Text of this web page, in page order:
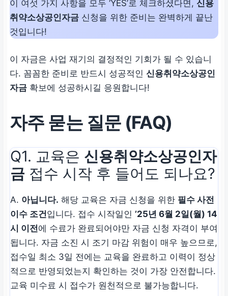
이 여섯 가지 사항을 모두 ‘YES’로 체크하셨다면, 신용
취약소상공인자금 신청을 위한 준비는 완벽하게 끝난
것입니다!
이 자금은 사업 재기의 결정적인 기회가 될 수 있습니
다. 꼼꼼한 준비로 반드시 성공적인 신용취약소상공인
자금 확보에 성공하시길 응원합니다!
자주 묻는 질문 (FAQ)
Q1. 교육은 신용취약소상공인자
금 접수 시작 후 들어도 되나요?
A. 아닙니다. 해당 교육은 자금 신청을 위한 필수 사전
이수 조건입니다. 접수 시작일인 ’25년 6월 2일(월) 14
시 이전에 수료가 완료되어야만 자금 신청 자격이 부여
됩니다. 자금 소진 시 조기 마감 위험이 매우 높으므로,
접수일 최소 3일 전에는 교육을 완료하고 이력이 정상
적으로 반영되었는지 확인하는 것이 가장 안전합니다.
교육 미수료 시 접수가 원천적으로 불가능합니다.